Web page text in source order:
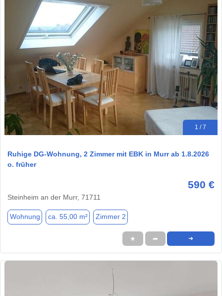
1 / 7
Ruhige DG-Wohnung, 2 Zimmer mit EBK in Murr ab 1.8.2026
o. früher
590 €
Steinheim an der Murr, 71711
Wohnung ca. 55,00 m² Zimmer 2
★ ➦ ➜